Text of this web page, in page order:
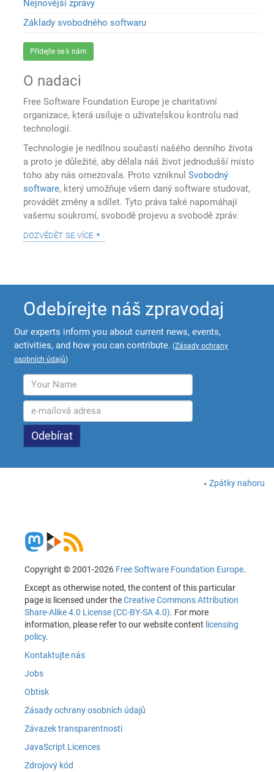
Nejnovější zprávy
Základy svobodného softwaru
Přidejte se k nám
O nadaci
Free Software Foundation Europe je charitativní
organizace, která usiluje o uživatelskou kontrolu nad
technologií.
Technologie je nedílnou součastí našého denního života
a proto je důležité, aby dělala náš život jednodušší místo
toho aby nás omezovala. Proto vzniknulSvobodný
software, který umožňuje všem daný software studovat,
provádět změny a sdílet. Tyto práva také napomáhají
vašemu soukromí, svobodě projevu a svobodě zpráv.
dozvědět se více
Odebírejte náš zpravodaj
Our experts inform you about current news, events,
activities, and how you can contribute. (Zásady ochrany
osobních údajů)
Zpátky nahoru
Copyright © 2001-2026 Free Software Foundation Europe.
Except as otherwise noted, the content of this particular
page is licensed under theCreative Commons Attribution
Share-Alike 4.0 License (CC-BY-SA 4.0). For more
information, please refer to our website content licensing
policy.
Kontaktujte nás
Jobs
Obtisk
Zásady ochrany osobních údajů
Závazek transparentnosti
JavaScript Licences
Zdrojový kód